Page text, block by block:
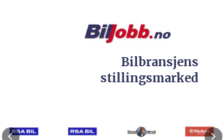
Bilbransjens
stillingsmarked